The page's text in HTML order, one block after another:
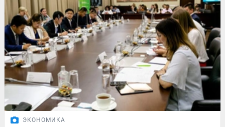
ЭКОНОМИКА